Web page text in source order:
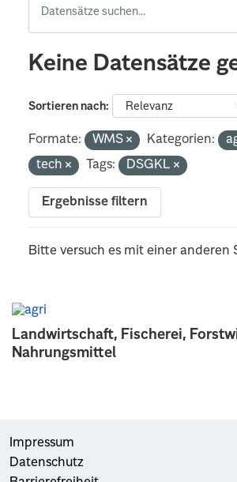
Landwirtschaft, Fischerei,
Nahrungsmittel
Keine Datensätze
Sortieren nach
Formate: WMS Kategorien:
tech
Tags: DSGKL
Ergebnisse filtern
Bitte versuch es mit einer anderen
Impressum
Datenschutz